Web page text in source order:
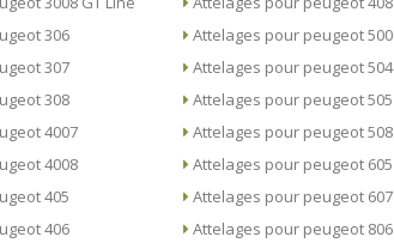
pour peugeot 306
pour peugeot 307
pour peugeot 308
pour peugeot 4007
pour peugeot 4008
pour peugeot 405
pour peugeot 406
Attelages pour peugeot
Attelages pour peugeot 504
Attelages pour peugeot 505
Attelages pour peugeot 508
Attelages pour peugeot 605
Attelages pour peugeot 607
Attelages pour peugeot 806